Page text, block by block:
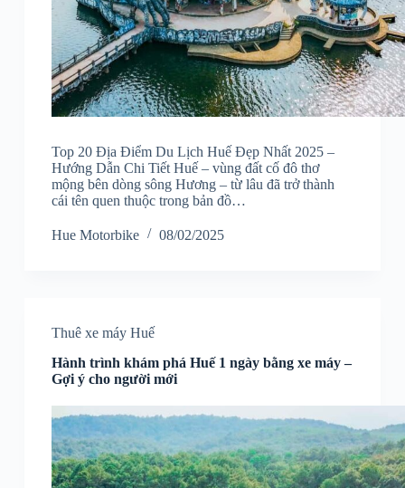
Top 20 Địa Điểm Du Lịch Huế Đẹp Nhất 2025 –
Hướng Dẫn Chi Tiết Huế – vùng đất cố đô thơ
mộng bên dòng sông Hương – từ lâu đã trở thành
cái tên quen thuộc trong bản đồ…
Hue Motorbike 08/02/2025
Thuê xe máy Huế
Hành trình khám phá Huế 1 ngày bằng xe máy –
Gợi ý cho người mới